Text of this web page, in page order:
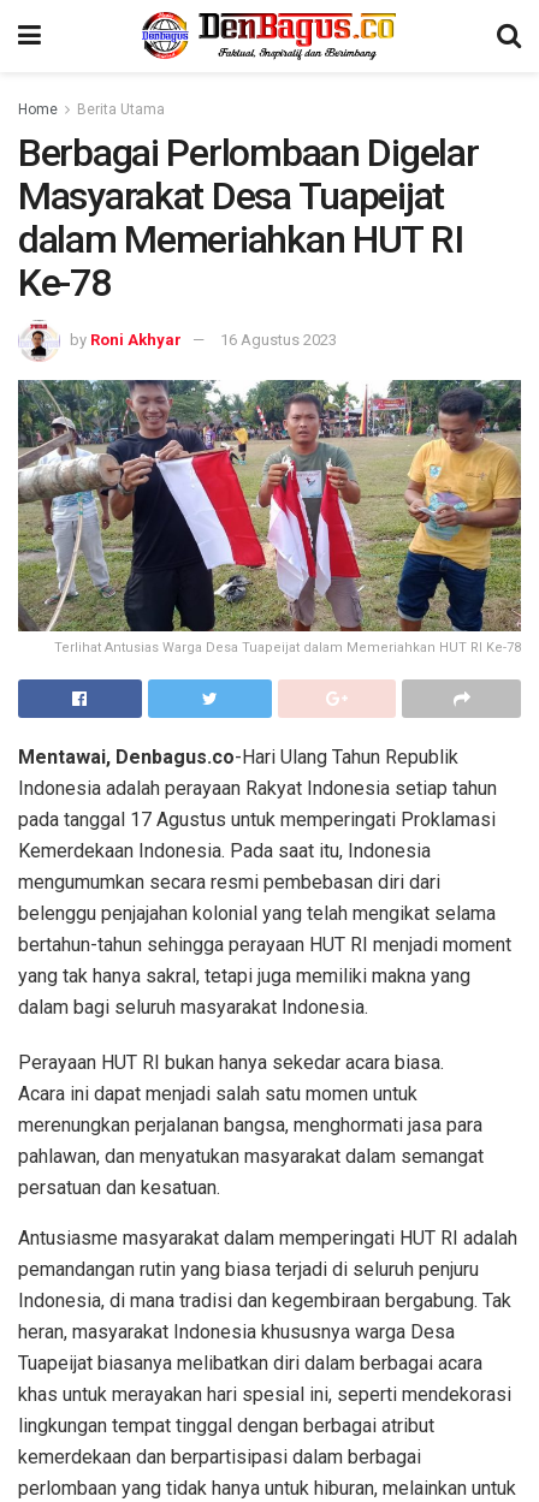
Home Berita Utama
Berbagai Perlombaan Digelar
Masyarakat Desa Tuapeijat
dalam Memeriahkan HUT RI
Ke-78
by Roni Akhyar 16 Agustus 2023
Terlihat Antusias Warga Desa Tuapeijat dalam Memeriahkan HUT RI Ke-78
Mentawai, Denbagus.co-Hari Ulang Tahun Republik
Indonesia adalah perayaan Rakyat Indonesia setiap tahun
pada tanggal 17 Agustus untuk memperingati Proklamasi
Kemerdekaan Indonesia. Pada saat itu, Indonesia
mengumumkan secara resmi pembebasan diri dari
belenggu penjajahan kolonial yang telah mengikat selama
bertahun-tahun sehingga perayaan HUT RI menjadi moment
yang tak hanya sakral, tetapi juga memiliki makna yang
dalam bagi seluruh masyarakat Indonesia.
Perayaan HUT RI bukan hanya sekedar acara biasa.
Acara ini dapat menjadi salah satu momen untuk
merenungkan perjalanan bangsa, menghormati jasa para
pahlawan, dan menyatukan masyarakat dalam semangat
persatuan dan kesatuan.
Antusiasme masyarakat dalam memperingati HUT RI adalah
pemandangan rutin yang biasa terjadi di seluruh penjuru
Indonesia, di mana tradisi dan kegembiraan bergabung. Tak
heran, masyarakat Indonesia khususnya warga Desa
Tuapeijat biasanya melibatkan diri dalam berbagai acara
khas untuk merayakan hari spesial ini, seperti mendekorasi
lingkungan tempat tinggal dengan berbagai atribut
kemerdekaan dan berpartisipasi dalam berbagai
perlombaan yang tidak hanya untuk hiburan, melainkan untuk